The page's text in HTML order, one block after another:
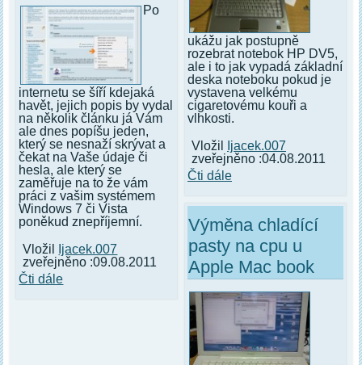
Po
internetu se šíří kdejaká
havět, jejich popis by vydal
na několik článku já Vám
ale dnes popíšu jeden,
který se nesnaží skrývat a
čekat na Vaše údaje či
hesla, ale který se
zaměřuje na to že vám
práci z vašim systémem
Windows 7 či Vista
poněkud znepříjemní.
Vložil
Ijacek.007
zveřejněno :09.08.2011
Čti dále
ukážu jak postupně
rozebrat notebok HP DV5,
ale i to jak vypadá základní
deska noteboku pokud je
vystavena velkému
cigaretovému kouři a
vlhkosti.
Vložil
Ijacek.007
zveřejněno :04.08.2011
Čti dále
Výměna chladící
pasty na cpu u
Apple Mac book